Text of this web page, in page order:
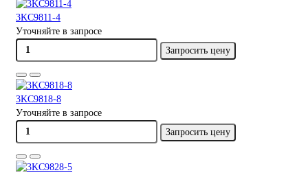
3KC9811-4
Уточняйте в запросе
Запросить цену
3KC9818-8
Уточняйте в запросе
Запросить цену